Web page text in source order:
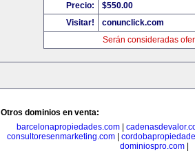
Precio:
$550.00
Visitar!
conunclick.com
Serán consideradas
Otros dominios en venta:
barcelonapropiedades.com|
consultoresenmarketing.com
dominiospro.com